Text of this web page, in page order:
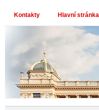
Kontakty Hlavní stránka